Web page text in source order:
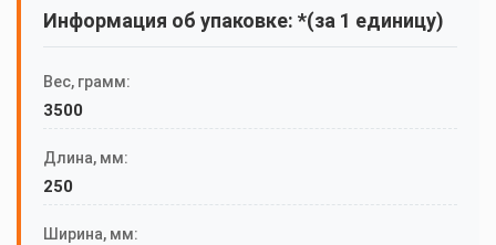
Информация об упаковке: *(за 1 единицу)
Вес, грамм:
3500
Длина, мм:
250
Ширина, мм: